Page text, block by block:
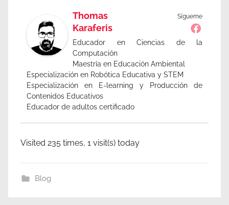
Sígueme
Thomas
Karaferis
Educador en Ciencias de la
Computación
Maestría en Educación Ambiental
Especialización en Robótica Educativa y STEM
Especialización en E-learning y Producción de
Contenidos Educativos
Educador de adultos certificado
Visited 235 times, 1 visit(s) today
Blog